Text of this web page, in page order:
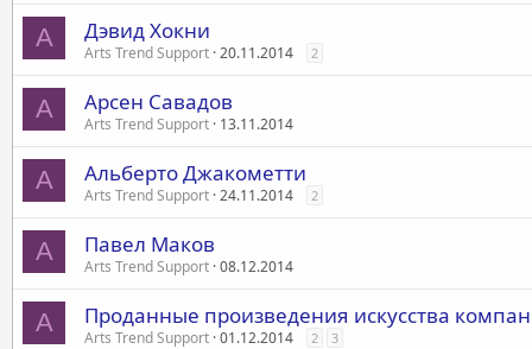
A Дэвид Хокни
Arts Trend Support 20.11.2014 2
A Арсен Савадов
Arts Trend Support 13.11.2014
A Альберто Джакометти
Arts Trend Support 24.11.2014 2
A Павел Маков
Arts Trend Support 08.12.2014
A Проданные произведения искусства
Arts Trend Support 01.12.2014 2 3